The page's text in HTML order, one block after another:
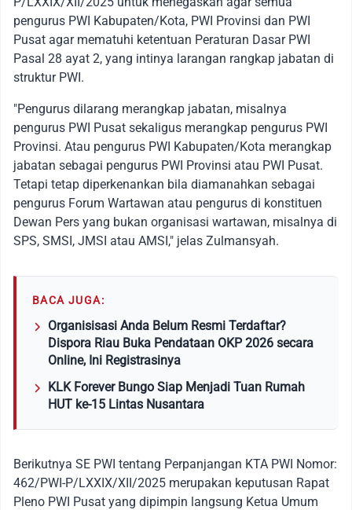
pengurus PWI Kabupaten/Kota, PWI Provinsi dan PWI
Pusat agar mematuhi ketentuan Peraturan Dasar PWI
Pasal 28 ayat 2, yang intinya larangan rangkap jabatan di
struktur PWI.
"Pengurus dilarang merangkap jabatan, misalnya
pengurus PWI Pusat sekaligus merangkap pengurus PWI
Provinsi. Atau pengurus PWI Kabupaten/Kota merangkap
jabatan sebagai pengurus PWI Provinsi atau PWI Pusat.
Tetapi tetap diperkenankan bila diamanahkan sebagai
pengurus Forum Wartawan atau pengurus di konstituen
Dewan Pers yang bukan organisasi wartawan, misalnya di
SPS, SMSI, JMSI atau AMSI," jelas Zulmansyah.
BACA JUGA:
Organisisasi Anda Belum Resmi Terdaftar?
Dispora Riau Buka Pendataan OKP 2026 secara
Online, Ini Registrasinya
KLK Forever Bungo Siap Menjadi Tuan Rumah
HUT ke-15 Lintas Nusantara
Berikutnya SE PWI tentang Perpanjangan KTA PWI Nomor:
462/PWI-P/LXXIX/XII/2025 merupakan keputusan Rapat
Pleno PWI Pusat yang dipimpin langsung Ketua Umum